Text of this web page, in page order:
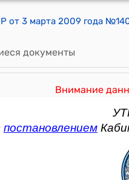
документы
Внимание